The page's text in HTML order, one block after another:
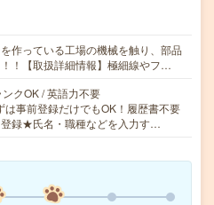
作っている工場の機械を触り、部品
！【取扱詳細情報】極細線やフ…
クOK / 英語力不要
事前登録だけでもOK！履歴書不要
録★氏名・職種などを入力す…